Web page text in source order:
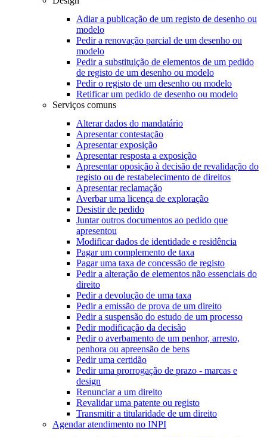
Adiar a publicação de um registo de desenho ou
modelo
Pedir a renovação parcial de um desenho ou
modelo
Pedir a substituição de elementos de um pedido
de registo de um desenho ou modelo
Pedir o registo de um desenho ou modelo
Retificar um pedido de desenho ou modelo
Serviços comuns
Alterar dados do mandatário
Apresentar contestação
Apresentar exposição
Apresentar resposta a exposição
Apresentar oposição à decisão de revalidação do
registo ou de restabelecimento de direitos
Apresentar reclamação
Averbar uma licença de exploração
Desistir de pedido
Juntar outros documentos ao pedido que
apresentou
Modificar dados de identidade e residência
Pagar um complemento de taxa
Pagar uma taxa de concessão de registo
Pedir a alteração de elementos não essenciais do
direito
Pedir a devolução de uma taxa
Pedir a emissão de prova de um direito
Pedir a suspensão do estudo de um processo
Pedir modificação da decisão
Pedir o averbamento de um penhor, arresto,
penhora ou apreensão de bens
Pedir uma certidão
Pedir uma prorrogação de prazo - marcas e
design
Renunciar a um direito
Revalidar uma patente ou registo
Transmitir a titularidade de um direito
Agendar atendimento no INPI